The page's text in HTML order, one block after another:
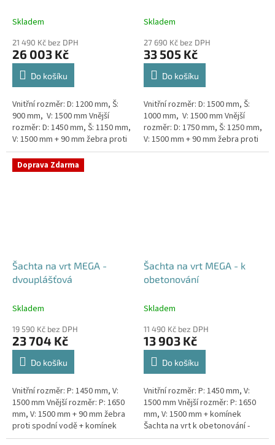
Skladem
21 490 Kč bez DPH
26 003 Kč
Do košíku
Vnitřní rozměr: D: 1200 mm, Š:
900 mm, V: 1500 mm Vnější
rozměr: D: 1450 mm, Š: 1150 mm,
V: 1500 mm + 90 mm žebra proti
spodní vodě + komínek
Dvouplášťová...
Skladem
27 690 Kč bez DPH
33 505 Kč
Do košíku
Vnitřní rozměr: D: 1500 mm, Š:
1000 mm, V: 1500 mm Vnější
rozměr: D: 1750 mm, Š: 1250 mm,
V: 1500 mm + 90 mm žebra proti
spodní vodě + komínek
Doprava Zdarma
Šachta na vrt MEGA -
dvouplášťová
Skladem
19 590 Kč bez DPH
23 704 Kč
Do košíku
Vnitřní rozměr: P: 1450 mm, V:
1500 mm Vnější rozměr: P: 1650
mm, V: 1500 mm + 90 mm žebra
proti spodní vodě + komínek
Dvouplášťová vodoměrná šachta
Šachta na vrt MEGA - k
obetonování
Skladem
11 490 Kč bez DPH
13 903 Kč
Do košíku
Vnitřní rozměr: P: 1450 mm, V:
1500 mm Vnější rozměr: P: 1650
mm, V: 1500 mm + komínek
Šachta na vrt k obetonování -
vhodná pod parkovací stání,